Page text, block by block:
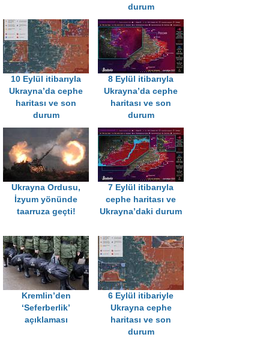
durum
10 Eylül itibarıyla
Ukrayna’da cephe
haritası ve son
durum
8 Eylül itibarıyla
Ukrayna’da cephe
haritası ve son
durum
Ukrayna Ordusu,
İzyum yönünde
taarruza geçti!
7 Eylül itibarıyla
cephe haritası ve
Ukrayna’daki durum
Kremlin’den
‘Seferberlik’
açıklaması
6 Eylül itibariyle
Ukrayna cephe
haritası ve son
durum